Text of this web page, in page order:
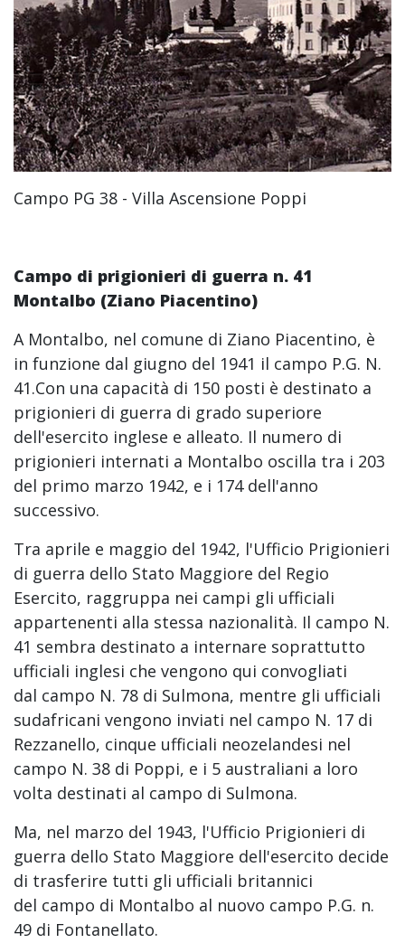
Campo PG 38 - Villa Ascensione Poppi
Campo di prigionieri di guerra n. 41
Montalbo (Ziano Piacentino)
A Montalbo, nel comune di Ziano Piacentino, è
in funzione dal giugno del 1941 il campo P.G. N.
41.Con una capacità di 150 posti è destinato a
prigionieri di guerra di grado superiore
dell'esercito inglese e alleato. Il numero di
prigionieri internati a Montalbo oscilla tra i 203
del primo marzo 1942, e i 174 dell'anno
successivo.
Tra aprile e maggio del 1942, l'Ufficio Prigionieri
di guerra dello Stato Maggiore del Regio
Esercito, raggruppa nei campi gli ufficiali
appartenenti alla stessa nazionalità. Il campo N.
41 sembra destinato a internare soprattutto
ufficiali inglesi che vengono qui convogliati
dal campo N. 78 di Sulmona, mentre gli ufficiali
sudafricani vengono inviati nel campo N. 17 di
Rezzanello, cinque ufficiali neozelandesi nel
campo N. 38 di Poppi, e i 5 australiani a loro
volta destinati al campo di Sulmona.
Ma, nel marzo del 1943, l'Ufficio Prigionieri di
guerra dello Stato Maggiore dell'esercito decide
di trasferire tutti gli ufficiali britannici
del campo di Montalbo al nuovo campo P.G. n.
49 di Fontanellato.